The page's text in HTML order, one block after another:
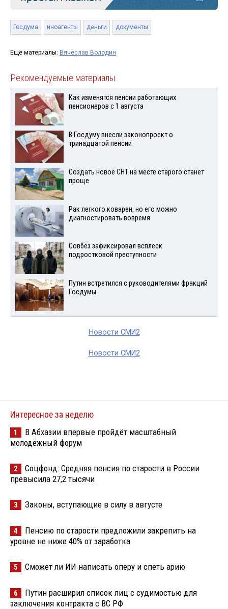
Госдума иноагенты деньги документы
Ещё материалы: Вячеслав Володин
Рекомендуемые материалы
Как изменятся пенсии работающих
пенсионеров с 1 августа
В Госдуму внесли законопроект о
тринадцатой пенсии
Создать новое СНТ на месте старого станет
проще
Рак легкого коварен, но его можно
диагностировать вовремя
Совбез зафиксировал всплеск
подростковой преступности
Путин встретился с руководителями фракций
Госдумы
Новости СМИ2
Новости СМИ2
Интересное за неделю
1
В Абхазии впервые пройдёт масштабный
молодёжный форум
2
Соцфонд: Средняя пенсия по старости в России
превысила 27,2 тысячи
3 Законы, вступающие в силу в августе
4
Пенсию по старости предложили закрепить на
уровне не ниже 40% от заработка
5 Сможет ли ИИ написать оперу и спеть арию
6
Путин расширил список лиц с судимостью для
заключения контракта с ВС РФ